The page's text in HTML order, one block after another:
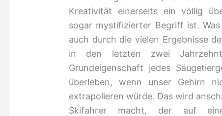
Kreativität einerseits ein völlig
sogar mystifizierter Begriff ist.
auch durch die vielen Ergebnisse
in den letzten zwei
Grundeigenschaft jedes
überleben, wenn unser Gehirn
extrapolieren würde. Das wird
Skifahrer macht, der auf